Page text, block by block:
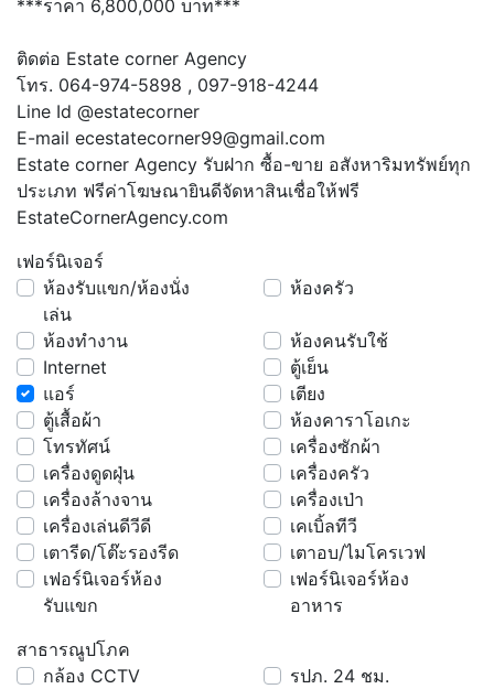
***ราคา 6,800,000 บาท***
ติดต่อ Estate corner Agency
โทร. 064-974-5898 , 097-918-4244
Line Id @estatecorner
E-mail ecestatecorner99@gmail.com
Estate corner Agency รับฝาก ซื้อ-ขาย อสังหาริมทรัพย์ทุก
ประเภท ฟรีค่าโฆษณายินดีจัดหาสินเชื่อให้ฟรี
EstateCornerAgency.com
เฟอร์นิเจอร์
ห้องรับแขก/ห้องนั่ง
เล่น
ห้องครัว
ห้องทำงาน
ห้องคนรับใช้
Internet
ตู้เย็น
แอร์
เตียง
ตู้เสื้อผ้า
ห้องคาราโอเกะ
โทรทัศน์
เครื่องซักผ้า
เครื่องดูดฝุ่น
เครื่องครัว
เครื่องล้างจาน
เครื่องเป่า
เครื่องเล่นดีวีดี
เคเบิ้ลทีวี
เตารีด/โต๊ะรองรีด
เตาอบ/ไมโครเวฟ
เฟอร์นิเจอร์ห้อง
รับแขก
เฟอร์นิเจอร์ห้อง
อาหาร
สาธารณูปโภค
กล้อง CCTV
รปภ. 24 ชม.